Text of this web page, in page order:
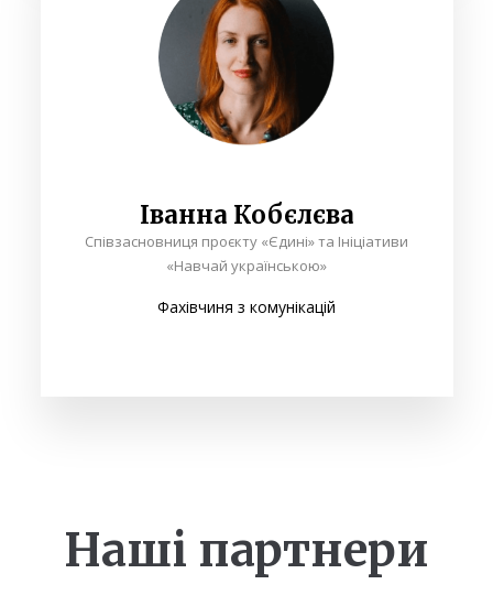
Іванна Кобєлєва
Співзасновниця проєкту «Єдині» та Ініціативи
«Навчай українською»
Фахівчиня з комунікацій
Наші партнери